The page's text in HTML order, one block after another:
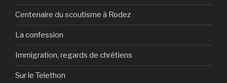
Centenaire du scoutisme à Rodez
La confession
Immigration, regards de chrétiens
Sur le Telethon